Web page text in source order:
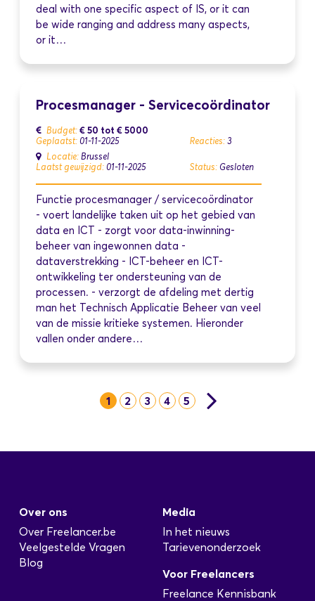
deal with one specific aspect of IS, or it can
be wide ranging and address many aspects,
or it…
Procesmanager - Servicecoördinator
Budget: € 50 tot € 5000
Geplaatst: 01-11-2025 Reacties: 3
Locatie: Brussel
Laatst gewijzigd: 01-11-2025 Status: Gesloten
Functie procesmanager / servicecoördinator
- voert landelijke taken uit op het gebied van
data en ICT - zorgt voor data-inwinning-
beheer van ingewonnen data -
dataverstrekking - ICT-beheer en ICT-
ontwikkeling ter ondersteuning van de
processen. - verzorgt de afdeling met dertig
man het Technisch Applicatie Beheer van veel
van de missie kritieke systemen. Hieronder
vallen onder andere…
1 2 3 4 5
Over ons
Over Freelancer.be
Veelgestelde Vragen
Blog
Media
In het nieuws
Tarievenonderzoek
Voor Freelancers
Freelance Kennisbank